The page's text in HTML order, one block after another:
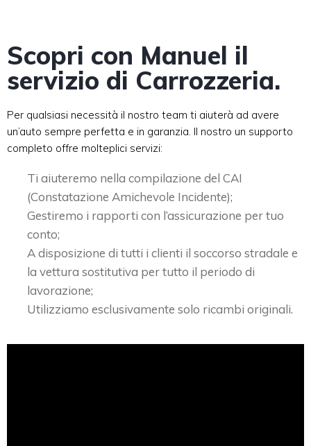
Scopri con Manuel il
servizio di Carrozzeria.
Per qualsiasi necessità il nostro team ti aiuterà ad avere
un’auto sempre perfetta e in garanzia. Il nostro un supporto
completo offre molteplici servizi:
Ti aiuteremo nella compilazione del CAI
(Constatazione Amichevole Incidente);
Gestiremo i rapporti con l’assicurazione per tuo
conto;
A disposizione di tutti i clienti il soccorso stradale e
la vettura sostitutiva per tutto il periodo di
lavorazione;
Utilizziamo esclusivamente solo ricambi originali.